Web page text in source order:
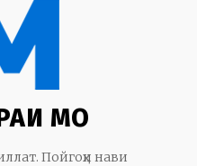
МО
Пойгоҳи нави